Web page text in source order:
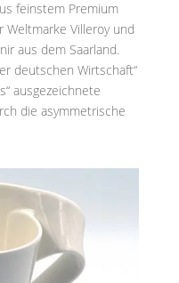
feinstem Premium
Weltmarke Villeroy und
aus dem Saarland.
deutschen Wirtschaft“
ausgezeichnete
die asymmetrische